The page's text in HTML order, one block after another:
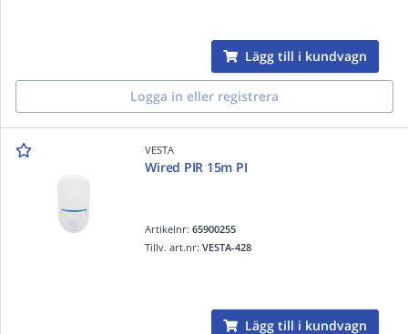
Lägg till i kundvagn
Logga in eller registrera
VESTA
Wired PIR 15m PI
Artikelnr:65900255
Tillv. art.nr:VESTA-428
Lägg till i kundvagn